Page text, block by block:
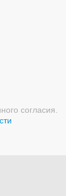
согласия.